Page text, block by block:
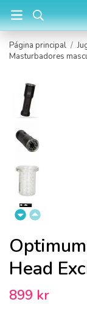
Página principal /
Masturbadores
Head
899 kr